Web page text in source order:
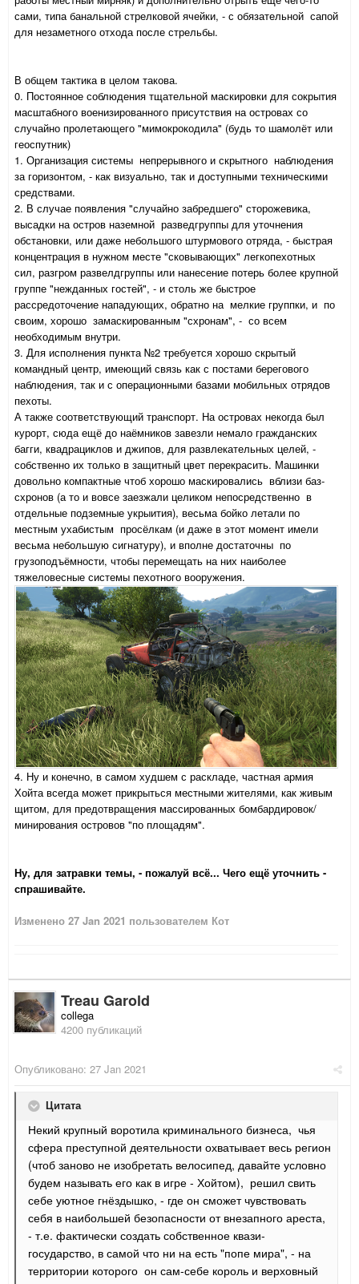
сами, типа банальной стрелковой ячейки, - с обязательной сапой
для незаметного отхода после стрельбы.
В общем тактика в целом такова.
0. Постоянное соблюдения тщательной маскировки для сокрытия
масштабного военизированного присутствия на островах со
случайно пролетающего "мимокрокодила" (будь то шамолёт или
геоспутник)
1. Организация системы непрерывного и скрытного наблюдения
за горизонтом, - как визуально, так и доступными техническими
средствами.
2. В случае появления "случайно забредшего" сторожевика,
высадки на остров наземной разведгруппы для уточнения
обстановки, или даже небольшого штурмового отряда, - быстрая
концентрация в нужном месте "сковывающих" легкопехотных
сил, разгром развелдгруппы или нанесение потерь более крупной
группе "нежданных гостей", - и столь же быстрое
рассредоточение нападующих, обратно на мелкие группки, и по
своим, хорошо замаскированным "схронам", - со всем
необходимым внутри.
3. Для исполнения пункта №2 требуется хорошо скрытый
командный центр, имеющий связь как с постами берегового
наблюдения, так и с операционными базами мобильных отрядов
пехоты.
А также соответствующий транспорт. На островах некогда был
курорт, сюда ещё до наёмников завезли немало гражданских
багги, квадрациклов и джипов, для развлекательных целей, -
собственно их только в защитный цвет перекрасить. Машинки
довольно компактные чтоб хорошо маскировались вблизи баз-
схронов (а то и вовсе заезжали целиком непосредственно в
отдельные подземные укрыития), весьма бойко летали по
местным ухабистым просёлкам (и даже в этот момент имели
весьма небольшую сигнатуру), и вполне достаточны по
грузоподъёмности, чтобы перемещать на них наиболее
тяжеловесные системы пехотного вооружения.
4. Ну и конечно, в самом худшем с раскладе, частная армия
Хойта всегда может прикрыться местными жителями, как живым
щитом, для предотвращения массированных бомбардировок/
минирования островов "по площадям".
Ну, для затравки темы, - пожалуй всё... Чего ещё уточнить -
спрашивайте.
Изменено 27 Jan 2021 пользователем Кот
Treau Garold
collega
4200 публикаций
Опубликовано: 27 Jan 2021
Цитата
Некий крупный воротила криминального бизнеса, чья
сфера преступной деятельности охватывает весь регион
(чтоб заново не изобретать велосипед, давайте условно
будем называть его как в игре - Хойтом), решил свить
себе уютное гнёздышко, - где он сможет чувствовать
себя в наибольшей безопасности от внезапного ареста,
- т.е. фактически создать собственное квази-
государство, в самой что ни на есть "попе мира", - на
территории которого он сам-себе король и верховный